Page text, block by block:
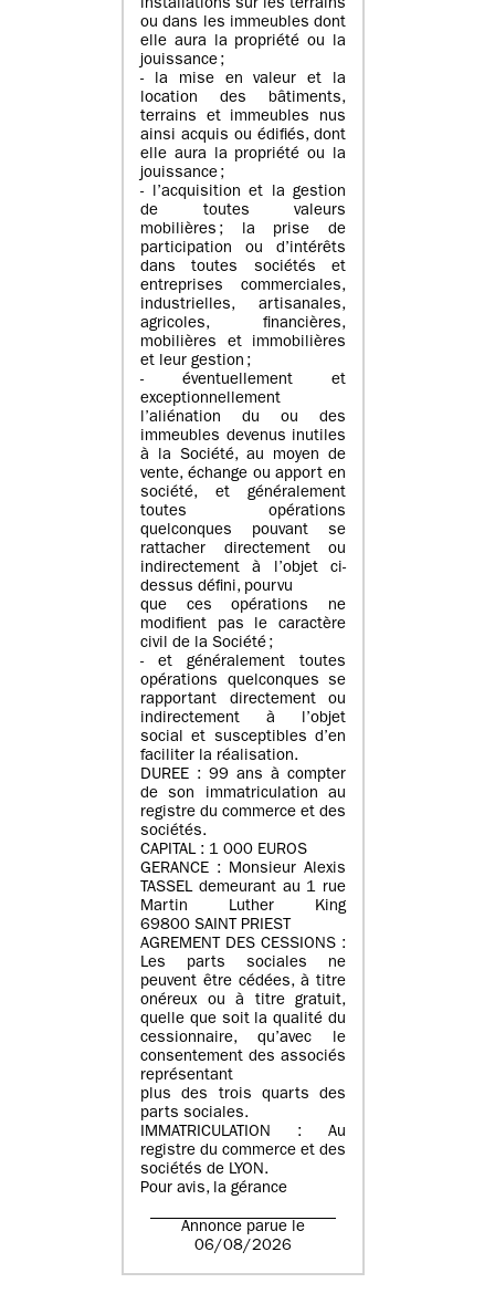
installations sur les terrains
ou dans les immeubles dont
elle aura la propriété ou la
jouissance ;
- la mise en valeur et la
location des bâtiments,
terrains et immeubles nus
ainsi acquis ou édifiés, dont
elle aura la propriété ou la
jouissance ;
- l’acquisition et la gestion
de toutes valeurs
mobilières ; la prise de
participation ou d’intérêts
dans toutes sociétés et
entreprises commerciales,
industrielles, artisanales,
agricoles, financières,
mobilières et immobilières
et leur gestion ;
- éventuellement et
exceptionnellement
l’aliénation du ou des
immeubles devenus inutiles
à la Société, au moyen de
vente, échange ou apport en
société, et généralement
toutes opérations
quelconques pouvant se
rattacher directement ou
indirectement à l’objet ci-
dessus défini, pourvu
que ces opérations ne
modifient pas le caractère
civil de la Société ;
- et généralement toutes
opérations quelconques se
rapportant directement ou
indirectement à l’objet
social et susceptibles d’en
faciliter la réalisation.
DUREE : 99 ans à compter
de son immatriculation au
registre du commerce et des
sociétés.
CAPITAL : 1 000 EUROS
GERANCE : Monsieur Alexis
TASSEL demeurant au 1 rue
Martin Luther King
69800 SAINT PRIEST
AGREMENT DES CESSIONS :
Les parts sociales ne
peuvent être cédées, à titre
onéreux ou à titre gratuit,
quelle que soit la qualité du
cessionnaire, qu’avec le
consentement des associés
représentant
plus des trois quarts des
parts sociales.
IMMATRICULATION : Au
registre du commerce et des
sociétés de LYON.
Pour avis, la gérance
Annonce parue le
06/08/2026